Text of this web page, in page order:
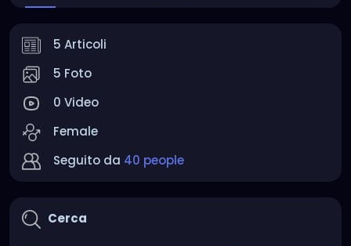
5 Articoli
5 Foto
0 Video
Female
Seguito da 40 people
Cerca